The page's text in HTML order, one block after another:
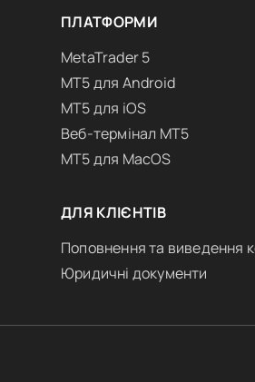
ПЛАТФОРМИ
MetaTrader 5
MT5 для Android
MT5 для iOS
Веб-термінал MT5
MT5 для MacOS
ДЛЯ КЛІЄНТІВ
Поповнення та виведення
Юридичні документи